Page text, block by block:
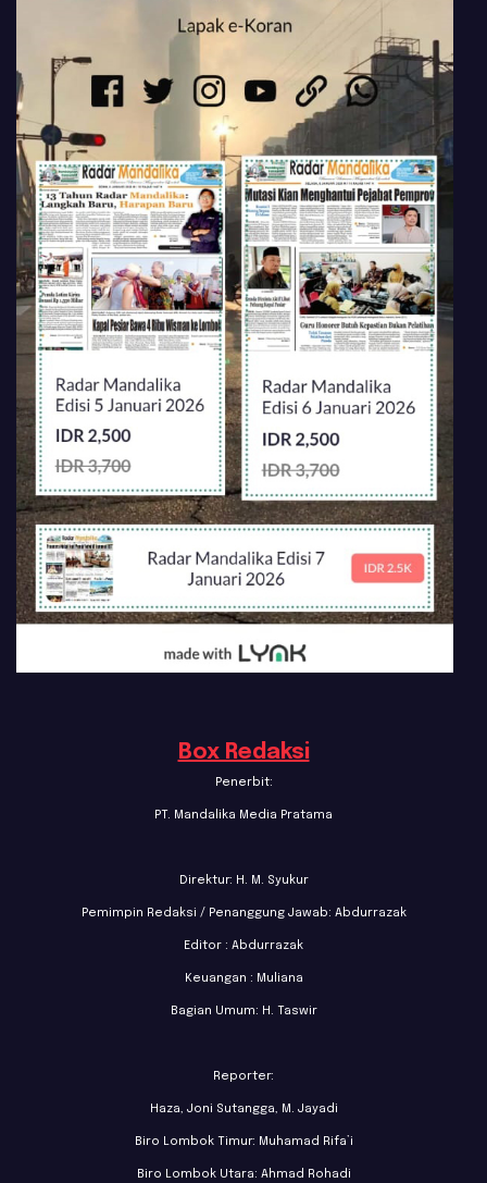
Box Redaksi
Penerbit:
PT. Mandalika Media Pratama
Direktur: H. M. Syukur
Pemimpin Redaksi / Penanggung Jawab: Abdurrazak
Editor : Abdurrazak
Keuangan : Muliana
Bagian Umum: H. Taswir
Reporter:
Haza, Joni Sutangga, M. Jayadi
Biro Lombok Timur: Muhamad Rifa’i
Biro Lombok Utara: Ahmad Rohadi